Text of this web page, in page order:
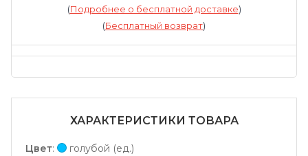
(Подробнее о бесплатной доставке)
(Бесплатный возврат)
ХАРАКТЕРИСТИКИ ТОВАРА
Цвет:
голубой (ед.)